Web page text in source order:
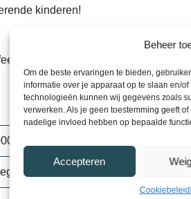
Beheer
Om de beste ervaringen te bieden,
informatie over je apparaat op te slaan en/
technologieën kunnen wij gegevens zoals
verwerken. Als je geen toestemming geeft
nadelige invloed hebben op bepaalde
Accepteren
Cookiebeleid
kinderen!
woning zelf!